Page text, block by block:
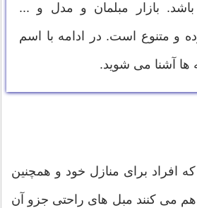
بازار مبلمان و مدل و ...
و متنوع است. در ادامه با اسم
ها آشنا می شوید.
که افراد برای منازل خود و همچنین
می کنند مبل های راحتی جزو آن